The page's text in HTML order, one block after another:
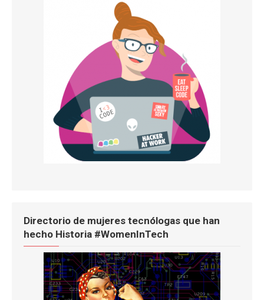
Directorio de mujeres tecnólogas que han
hecho Historia #WomenInTech